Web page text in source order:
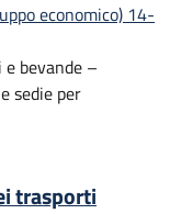
economico) 14-
bevande –
sedie per
trasporti